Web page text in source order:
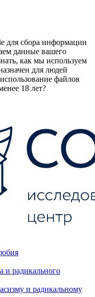
для сбора информации
данные вашего
как мы используем
для людей
файлов
18 лет?
и радикального
и радикальному